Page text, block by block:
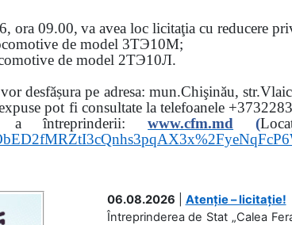
ora 09.00, va avea loc licitaţia cu reducere
de model 3ТЭ10М;
de model 2ТЭ10Л.
desfășura pe adresa: mun.Chişinău,
pot fi consultate la telefoanele
a întreprinderii:
www.cfm.md (
06.08.2026
Atenție – licitație!
Întreprinderea de Stat „Calea